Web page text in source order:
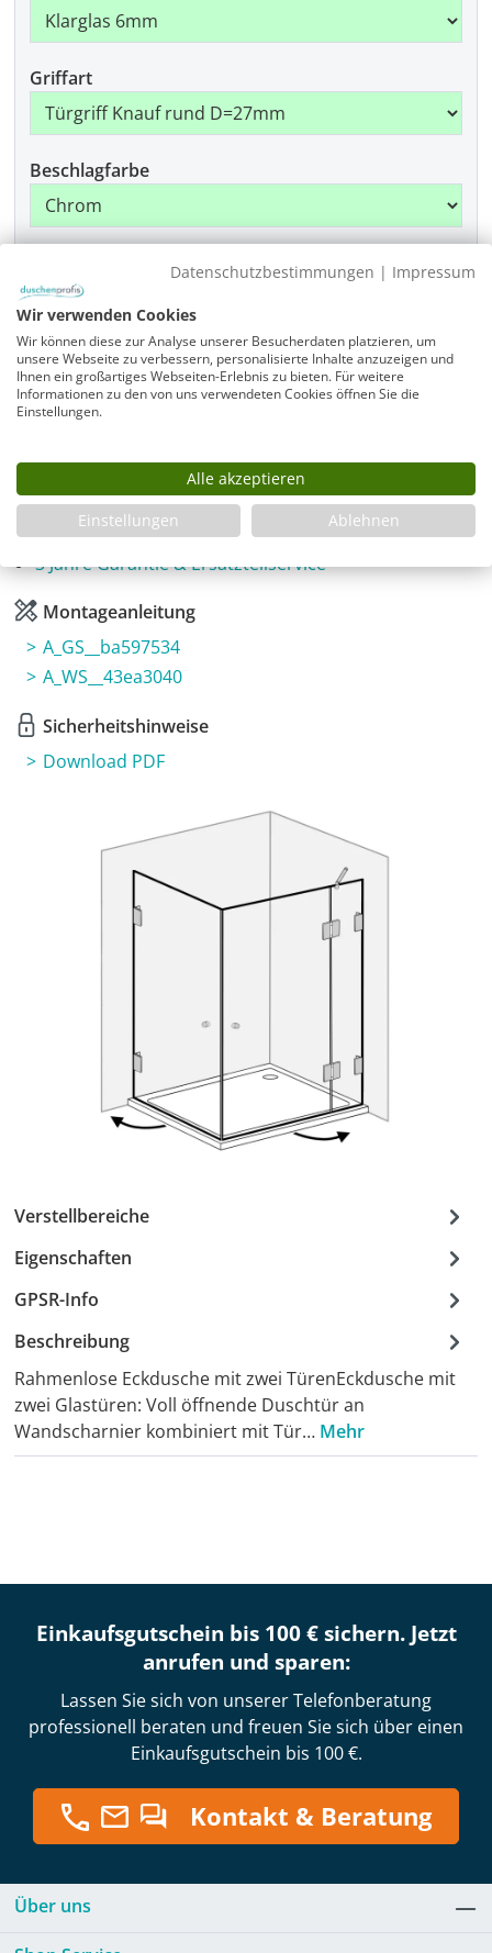
Griffart
Beschlagfarbe
Produkt Anzahl: Gib den gewünschten
In den Warenkorb
Fragen zum Artikel
Planungshilfe
3 Jahre Garantie & Ersatzteilservice
Montageanleitung
A_GS__ba597534
A_WS__43ea3040
Sicherheitshinweise
Download PDF
Verstellbereiche
Eigenschaften
GPSR-Info
Beschreibung
Rahmenlose Eckdusche mit zwei TürenEckdusche mit
zwei Glastüren: Voll öffnende Duschtür an
Wandscharnier kombiniert mit Tür… Mehr
Einkaufsgutschein bis 100 € sichern. Jetzt
anrufen und sparen:
Lassen Sie sich von unserer Telefonberatung
professionell beraten und freuen Sie sich über einen
Einkaufsgutschein bis 100 €.
Kontakt & Beratung
Über uns
Datenschutzbestimmungen | Impressum
Wir verwenden Cookies
Wir können diese zur Analyse unserer Besucherdaten platzieren, um
unsere Webseite zu verbessern, personalisierte Inhalte anzuzeigen und
Ihnen ein großartiges Webseiten-Erlebnis zu bieten. Für weitere
Informationen zu den von uns verwendeten Cookies öffnen Sie die
Einstellungen.
Alle akzeptieren
Einstellungen
Ablehnen